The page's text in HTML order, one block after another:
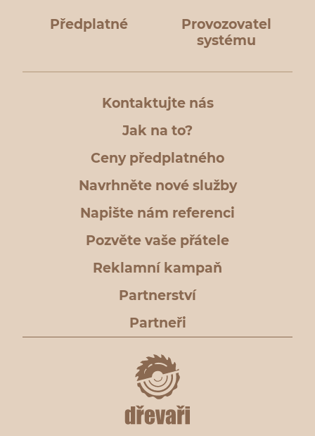
Předplatné
Provozovatel
systému
Kontaktujte nás
Jak na to?
Ceny předplatného
Navrhněte nové služby
Napište nám referenci
Pozvěte vaše přátele
Reklamní kampaň
Partnerství
Partneři